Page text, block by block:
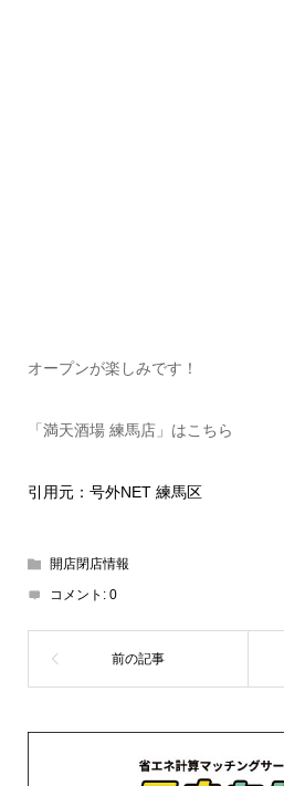
オープンが楽しみです！
「満天酒場 練馬店」はこちら
引用元：号外NET 練馬区
開店閉店情報
コメント: 0